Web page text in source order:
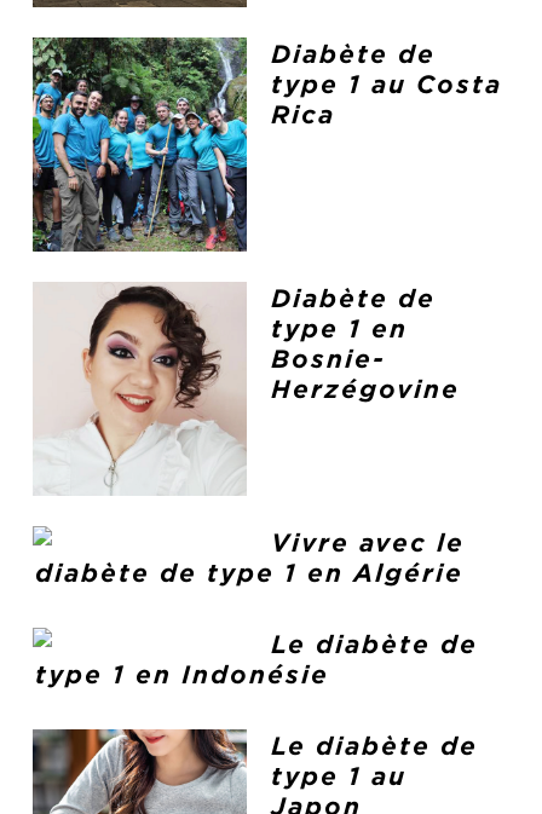
Diabète de
type 1 au Costa
Rica
Diabète de
type 1 en
Bosnie-
Herzégovine
Vivre avec le
diabète de type 1 en Algérie
Le diabète de
type 1 en Indonésie
Le diabète de
type 1 au
Japon